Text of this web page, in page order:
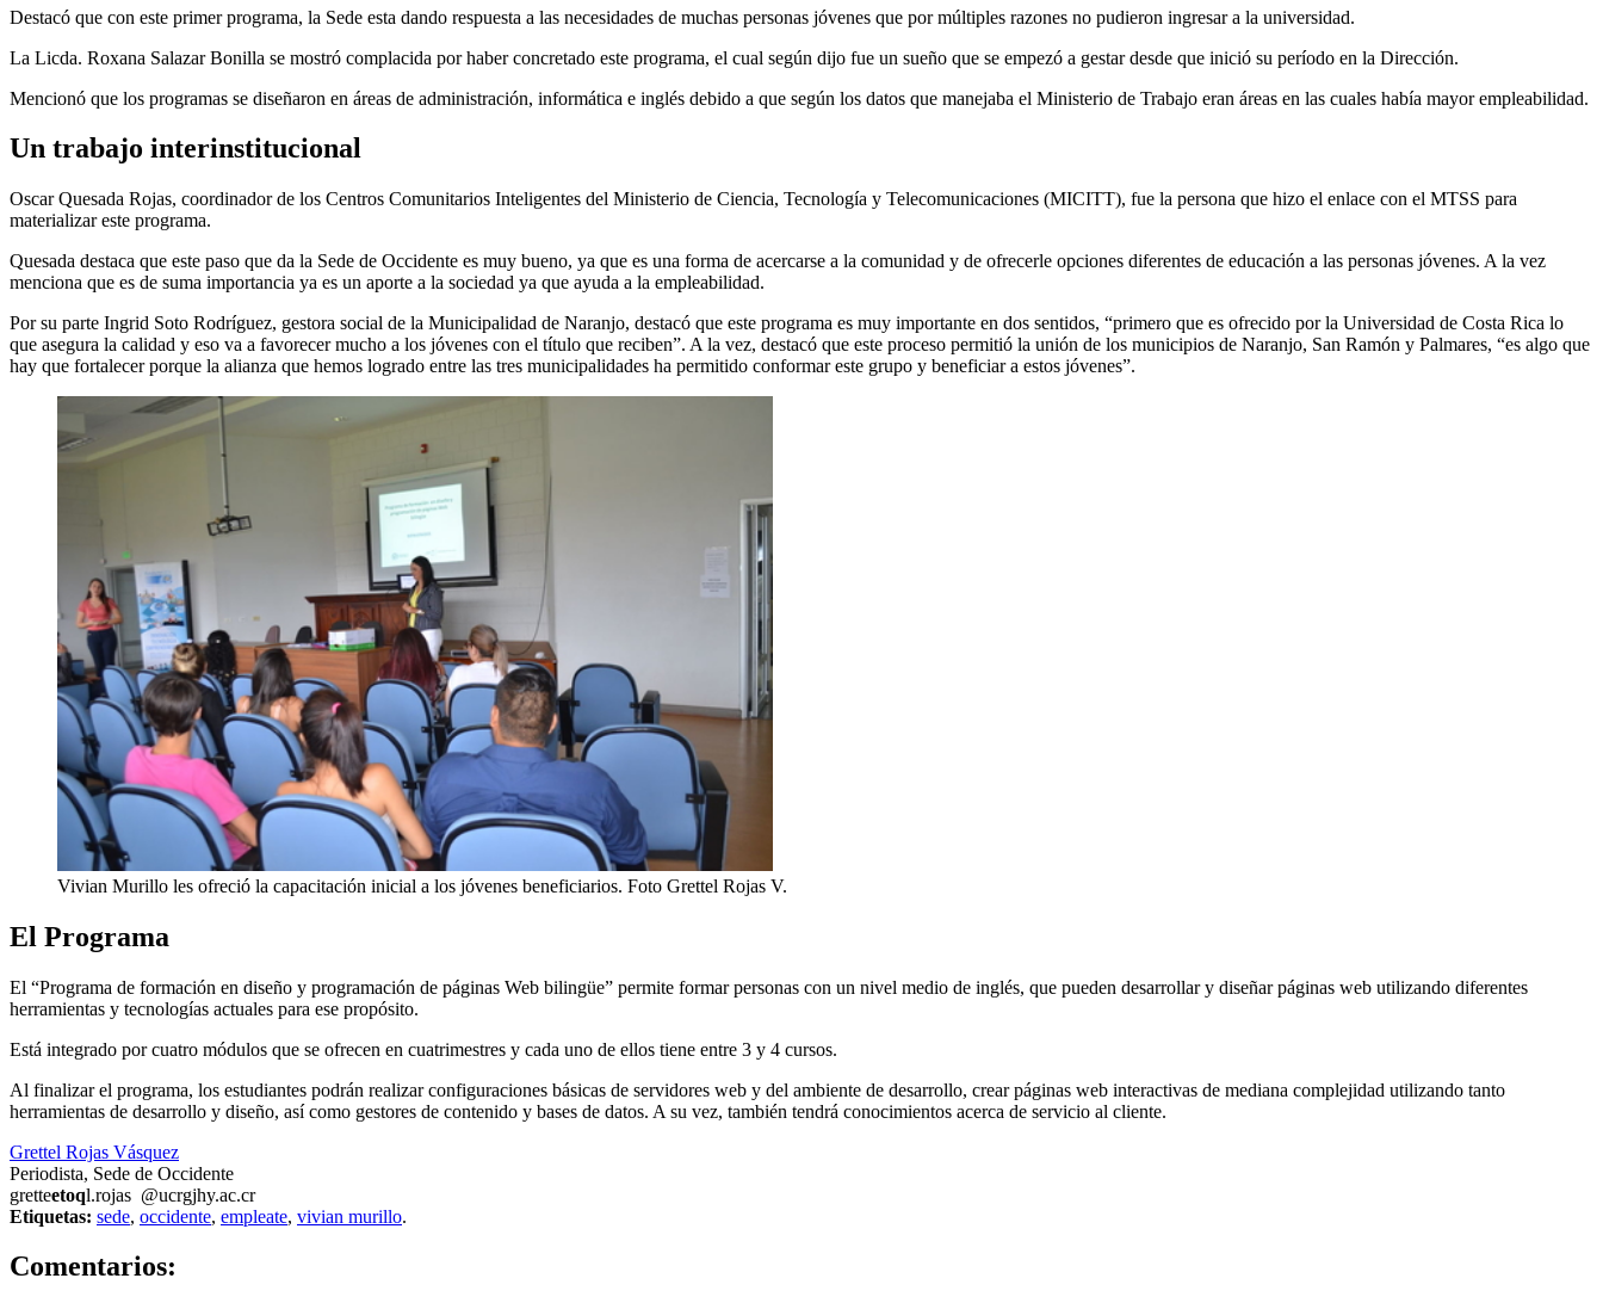
Destacó que con este primer programa, la Sede esta dando respuesta a las necesidades de muchas personas jóvenes que por múltiples razones no pudieron ingresar a la universidad.
La Licda. Roxana Salazar Bonilla se mostró complacida por haber concretado este programa, el cual según dijo fue un sueño que se empezó a gestar desde que inició su período en la Dirección.
Mencionó que los programas se diseñaron en áreas de administración, informática e inglés debido a que según los datos que manejaba el Ministerio de Trabajo eran áreas en las cuales había mayor empleabilidad.
Un trabajo interinstitucional
Oscar Quesada Rojas, coordinador de los Centros Comunitarios Inteligentes del Ministerio de Ciencia, Tecnología y Telecomunicaciones (MICITT), fue la persona que hizo el enlace con el MTSS para
materializar este programa.
Quesada destaca que este paso que da la Sede de Occidente es muy bueno, ya que es una forma de acercarse a la comunidad y de ofrecerle opciones diferentes de educación a las personas jóvenes. A la vez
menciona que es de suma importancia ya es un aporte a la sociedad ya que ayuda a la empleabilidad.
Por su parte Ingrid Soto Rodríguez, gestora social de la Municipalidad de Naranjo, destacó que este programa es muy importante en dos sentidos, “primero que es ofrecido por la Universidad de Costa Rica lo
que asegura la calidad y eso va a favorecer mucho a los jóvenes con el título que reciben”. A la vez, destacó que este proceso permitió la unión de los municipios de Naranjo, San Ramón y Palmares, “es algo que
hay que fortalecer porque la alianza que hemos logrado entre las tres municipalidades ha permitido conformar este grupo y beneficiar a estos jóvenes”.
Vivian Murillo les ofreció la capacitación inicial a los jóvenes beneficiarios. Foto Grettel Rojas V.
El Programa
El “Programa de formación en diseño y programación de páginas Web bilingüe” permite formar personas con un nivel medio de inglés, que pueden desarrollar y diseñar páginas web utilizando diferentes
herramientas y tecnologías actuales para ese propósito.
Está integrado por cuatro módulos que se ofrecen en cuatrimestres y cada uno de ellos tiene entre 3 y 4 cursos.
Al finalizar el programa, los estudiantes podrán realizar configuraciones básicas de servidores web y del ambiente de desarrollo, crear páginas web interactivas de mediana complejidad utilizando tanto
herramientas de desarrollo y diseño, así como gestores de contenido y bases de datos. A su vez, también tendrá conocimientos acerca de servicio al cliente.
Grettel Rojas Vásquez
Periodista, Sede de Occidente
gretteetoql.rojas @ucrgjhy.ac.cr
Etiquetas: sede, occidente, empleate, vivian murillo.
Comentarios: